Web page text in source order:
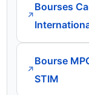
↗
Bourses
↗
Bourse
STIM